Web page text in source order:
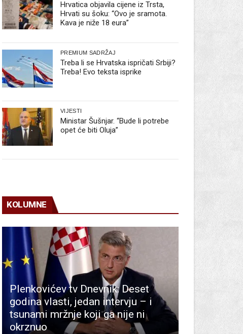
Hrvatica objavila cijene iz Trsta,
Hrvati su šoku: “Ovo je sramota.
Kava je niže 18 eura”
PREMIUM SADRŽAJ
Treba li se Hrvatska ispričati Srbiji?
Treba! Evo teksta isprike
VIJESTI
Ministar Šušnjar. “Bude li potrebe
opet će biti Oluja”
KOLUMNE
Plenkovićev tv Dnevnik: Deset
godina vlasti, jedan intervju – i
tsunami mržnje koji ga nije ni
okrznuo